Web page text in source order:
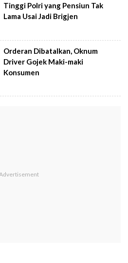
Tinggi Polri yang Pensiun Tak
Lama Usai Jadi Brigjen
Orderan Dibatalkan, Oknum
Driver Gojek Maki-maki
Konsumen